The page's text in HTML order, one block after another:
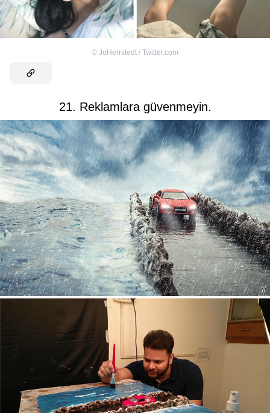
© JoHerrstedt / Twitter.com
21. Reklamlara güvenmeyin.